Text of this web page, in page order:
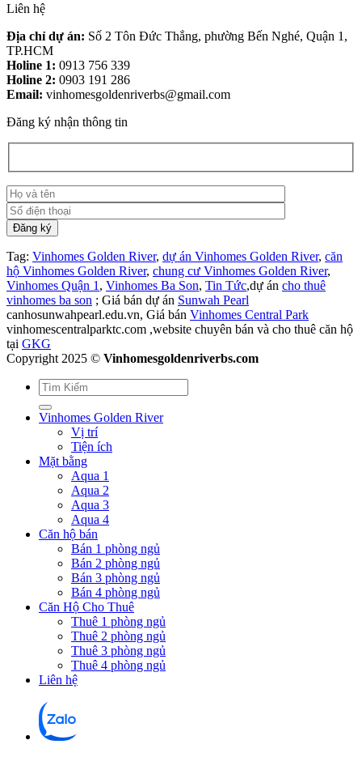
Liên hệ
Địa chỉ dự án: Số 2 Tôn Đức Thắng, phường Bến Nghé, Quận 1,
TP.HCM
Holine 1: 0913 756 339
Holine 2: 0903 191 286
Email: vinhomesgoldenriverbs@gmail.com
Đăng ký nhận thông tin
Tag: Vinhomes Golden River, dự án Vinhomes Golden River, căn
hộ Vinhomes Golden River, chung cư Vinhomes Golden River,
Vinhomes Quận 1 , Vinhomes Ba Son, Tin Tức,dự án cho thuê
vinhomes ba son ; Giá bán dự án Sunwah Pearl
canhosunwahpearl.edu.vn, Giá bán Vinhomes Central Park
vinhomescentralparktc.com ,website chuyên bán và cho thuê căn hộ
tại GKG
Copyright 2025 © Vinhomesgoldenriverbs.com
Vinhomes Golden River
Vị trí
Tiện ích
Mặt bằng
Aqua 1
Aqua 2
Aqua 3
Aqua 4
Căn hộ bán
Bán 1 phòng ngủ
Bán 2 phòng ngủ
Bán 3 phòng ngủ
Bán 4 phòng ngủ
Căn Hộ Cho Thuê
Thuê 1 phòng ngủ
Thuê 2 phòng ngủ
Thuê 3 phòng ngủ
Thuê 4 phòng ngủ
Liên hệ